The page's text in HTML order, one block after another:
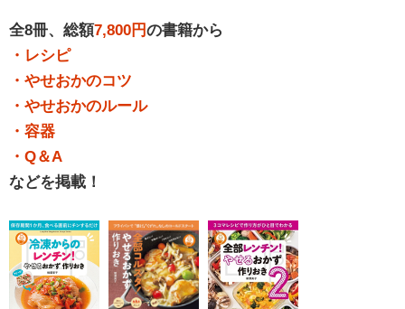
全8冊、総額7,800円の書籍から
・レシピ
・やせおかのコツ
・やせおかのルール
・容器
・Q＆A
などを掲載！